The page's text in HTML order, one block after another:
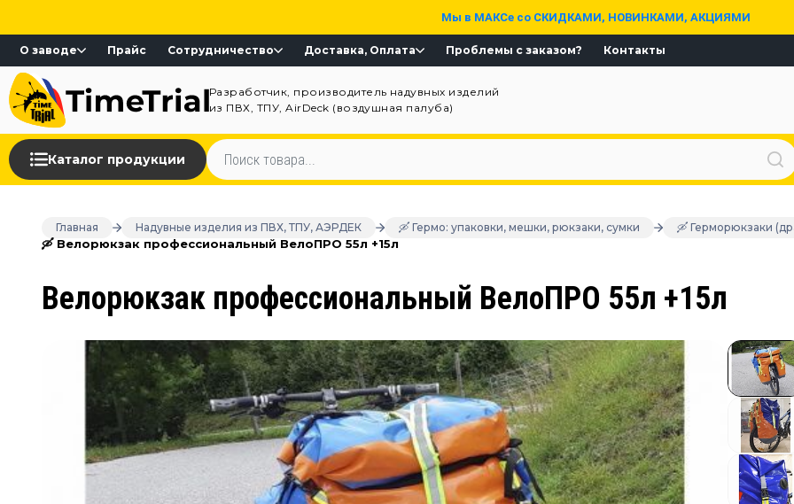
Мы в МАКСе со СКИДКАМИ, НОВИНКАМИ, АКЦИЯМИ
О заводе Прайс Сотрудничество Доставка, Оплата Проблемы с заказом? Контакты
Разработчик, производитель надувных изделий
из ПВХ, ТПУ, AirDeck (воздушная палуба)
Каталог продукции
Главная Надувные изделия из ПВХ, ТПУ, АЭРДЕК 🛶 Гермо: упаковки, мешки, рюкзаки, сумки 🛶 Герморюкзаки
🛶 Велорюкзак профессиональный ВелоПРО 55л +15л
Велорюкзак профессиональный ВелоПРО 55л +15л